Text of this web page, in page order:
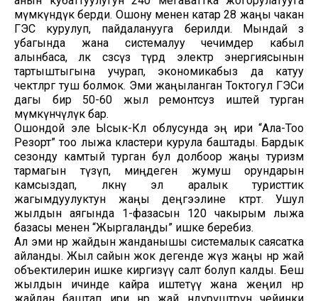
мүмкүндүк берди. Ошону менен катар 28 жаңы чакан
ГЭС курулуп, пайдаланууга берилди. Мындай өз
убагында жана системалуу чечимдер кабыл
алынбаса, өлкө сөзсүз түрдө электр энергиясынын
тартыштыгына учурап, экономикабыз да катуу
чектөөлөргө туш болмок. Эми жаңыланган Токтогул ГЭСи
дагы бир 50-60 жыл ремонтсуз иштей турган
мүмкүнчүлүк бар.
Ошондой эле Ысык-Көл облусунда эң ири “Ала-Тоо
Резорт” тоо лыжа кластери курула баштады. Бардык
сезонду камтый турган бул долбоор жаңы туризм
тармагын түзүп, миңдеген жумуш орундарын
камсыздап, өлкөнү эл аралык туристтик
жагымдуулуктун жаңы деңгээлине көтөрөт. Ушул
жылдын аягында 1-фазасын 120 чакырым лыжа
базасы менен “Жыргалаңды” ишке беребиз.
Ал эми өнөр жайдын жанданышы системалык саясатка
айланды. Жыл сайын жок дегенде жүз жаңы өнөр жай
объектилерин ишке киргизүү салт болуп калды. Беш
жылдын ичинде кайра иштетүү жана жеңил өнөр
жайдан баштап ири өнөр жай өндүрүштөрүнө чейинки